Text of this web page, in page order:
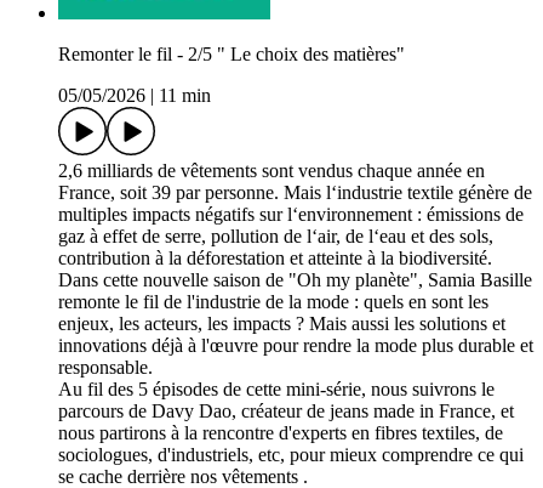
Remonter le fil - 2/5 " Le choix des matières"
05/05/2026 | 11 min
2,6 milliards de vêtements sont vendus chaque année en
France, soit 39 par personne. Mais l‘industrie textile génère de
multiples impacts négatifs sur l‘environnement : émissions de
gaz à effet de serre, pollution de l‘air, de l‘eau et des sols,
contribution à la déforestation et atteinte à la biodiversité.
Dans cette nouvelle saison de "Oh my planète", Samia Basille
remonte le fil de l'industrie de la mode : quels en sont les
enjeux, les acteurs, les impacts ? Mais aussi les solutions et
innovations déjà à l'œuvre pour rendre la mode plus durable et
responsable.
Au fil des 5 épisodes de cette mini-série, nous suivrons le
parcours de Davy Dao, créateur de jeans made in France, et
nous partirons à la rencontre d'experts en fibres textiles, de
sociologues, d'industriels, etc, pour mieux comprendre ce qui
se cache derrière nos vêtements .